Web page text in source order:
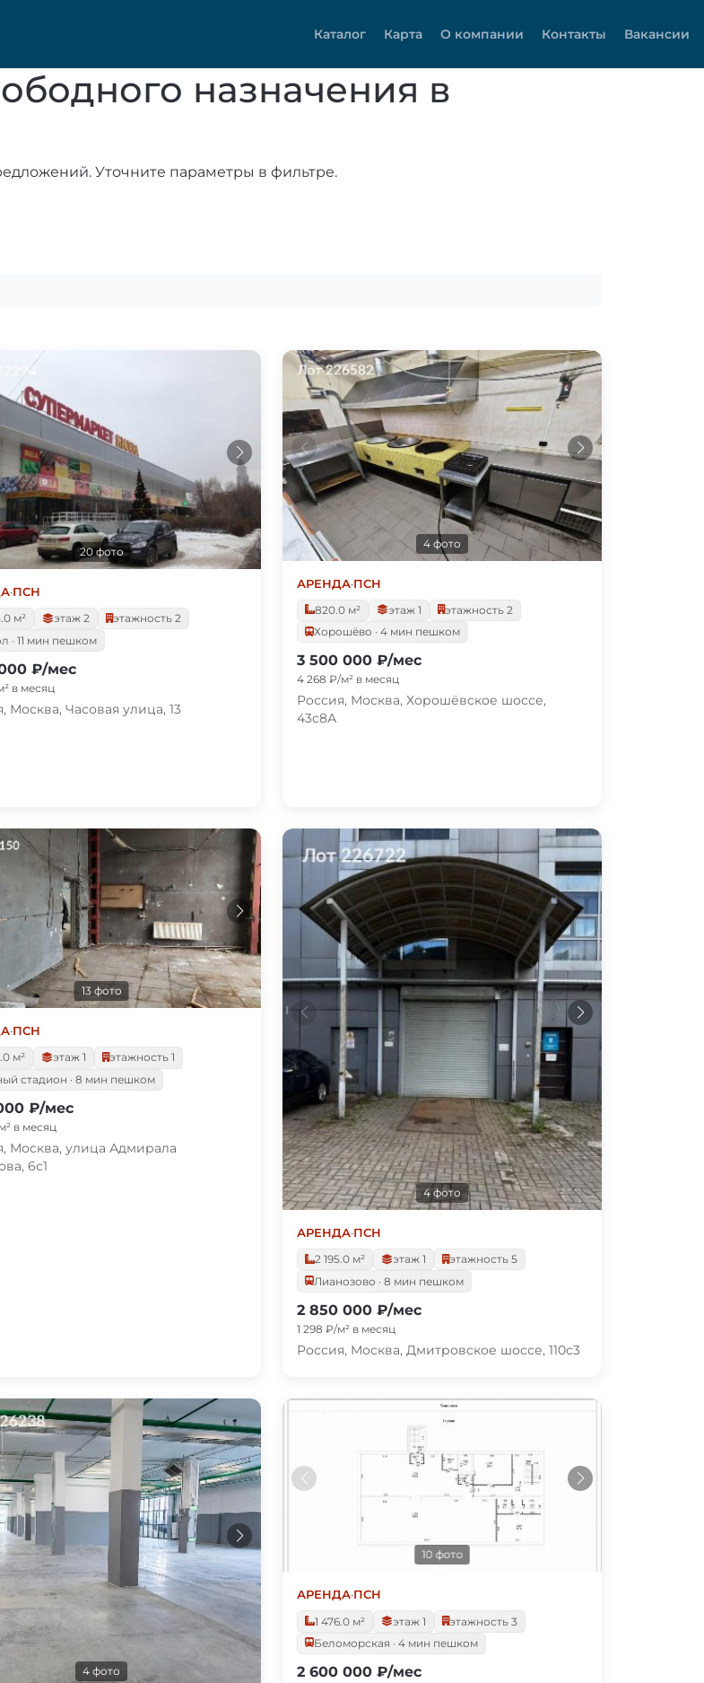
Каталог Карта О компании Контакты Вакансии
назначения в
Уточните параметры в фильтре.
20 фото
·ПСН
м²
этаж 2
этажность 2
· 11 мин пешком
₽/мес
в месяц
Москва, Часовая улица, 13
4 фото
АРЕНДА·ПСН
820.0 м²
этаж 1
этажность 2
Хорошёво · 4 мин пешком
3 500 000 ₽/мес
4 268 ₽/м² в месяц
Россия, Москва, Хорошёвское шоссе,
43с8А
13 фото
·ПСН
м²
этаж 1
этажность 1
стадион · 8 мин пешком
₽/мес
в месяц
Москва, улица Адмирала
6с1
4 фото
АРЕНДА·ПСН
2 195.0 м²
этаж 1
этажность 5
Лианозово · 8 мин пешком
2 850 000 ₽/мес
1 298 ₽/м² в месяц
Россия, Москва, Дмитровское шоссе, 110с3
4 фото
10 фото
АРЕНДА·ПСН
1 476.0 м²
этаж 1
этажность 3
Беломорская · 4 мин пешком
2 600 000 ₽/мес